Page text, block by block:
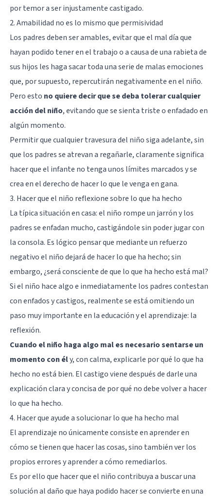
por temor a ser injustamente castigado.
2. Amabilidad no es lo mismo que permisividad
Los padres deben ser amables, evitar que el mal día que
hayan podido tener en el trabajo o a causa de una rabieta de
sus hijos les haga sacar toda una serie de malas emociones
que, por supuesto, repercutirán negativamente en el niño.
Pero esto no quiere decir que se deba tolerar cualquier
acción del niño, evitando que se sienta triste o enfadado en
algún momento.
Permitir que cualquier travesura del niño siga adelante, sin
que los padres se atrevan a regañarle, claramente significa
hacer que el infante no tenga unos límites marcados y se
crea en el derecho de hacer lo que le venga en gana.
3. Hacer que el niño reflexione sobre lo que ha hecho
La típica situación en casa: el niño rompe un jarrón y los
padres se enfadan mucho, castigándole sin poder jugar con
la consola. Es lógico pensar que mediante un refuerzo
negativo el niño dejará de hacer lo que ha hecho; sin
embargo, ¿será consciente de que lo que ha hecho está mal?
Si el niño hace algo e inmediatamente los padres contestan
con enfados y castigos, realmente se está omitiendo un
paso muy importante en la educación y el aprendizaje: la
reflexión.
Cuando el niño haga algo mal es necesario sentarse un
momento con ély, con calma, explicarle por qué lo que ha
hecho no está bien. El castigo viene después de darle una
explicación clara y concisa de por qué no debe volver a hacer
lo que ha hecho.
4. Hacer que ayude a solucionar lo que ha hecho mal
El aprendizaje no únicamente consiste en aprender en
cómo se tienen que hacer las cosas, sino también ver los
propios errores y aprender a cómo remediarlos.
Es por ello que hacer que el niño contribuya a buscar una
solución al daño que haya podido hacer se convierte en una